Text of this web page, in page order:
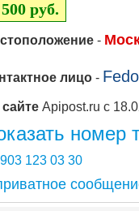
руб.
-
лицо -
сайте
номер
123 03 30